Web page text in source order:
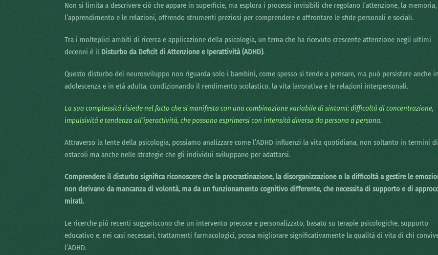
Non si limita a descrivere ciò che appare in superficie, ma esplora i processi invisibili che regolano l’attenzione, la memoria,
l’apprendimento e le relazioni, offrendo strumenti preziosi per comprendere e affrontare le sfide personali e sociali.
Tra i molteplici ambiti di ricerca e applicazione della psicologia, un tema che ha ricevuto crescente attenzione negli ultimi
decenni è il Disturbo da Deficit di Attenzione e Iperattività (ADHD).
Questo disturbo del neurosviluppo non riguarda solo i bambini, come spesso si tende a pensare, ma può persistere anche
adolescenza e in età adulta, condizionando il rendimento scolastico, la vita lavorativa e le relazioni interpersonali.
La sua complessità risiede nel fatto che si manifesta con una combinazione variabile di sintomi: difficoltà di concentrazione,
impulsività e tendenza all’iperattività, che possono esprimersi con intensità diversa da persona a persona.
Attraverso la lente della psicologia, possiamo analizzare come l’ADHD influenzi la vita quotidiana, non soltanto in termini di
ostacoli ma anche nelle strategie che gli individui sviluppano per adattarsi.
Comprendere il disturbo significa riconoscere che la procrastinazione, la disorganizzazione o la difficoltà a gestire le
non derivano da mancanza di volontà, ma da un funzionamento cognitivo differente, che necessita di supporto e di
mirati.
Le ricerche più recenti suggeriscono che un intervento precoce e personalizzato, basato su terapie psicologiche, supporto
educativo e, nei casi necessari, trattamenti farmacologici, possa migliorare significativamente la qualità di vita di chi
l’ADHD.